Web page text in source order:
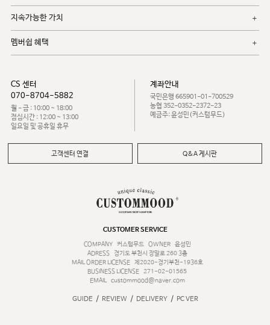
지속가능한 가치
멤버쉽 혜택
CS 센터
070-8704-5882
월 - 금 : 10:00 ~ 18:00
점심시간 : 12:00 ~ 13:00
일요일 및 공휴일 휴무
계좌안내
국민은행 665901-01-700529
농협 352-0352-2372-23
예금주: 윤성민(커스텀무드)
고객센터 연결 Q&A 게시판
CUSTOMER SERVICE
COMPANY
커스텀무드 OWNER
윤성민
ADRESS
경기도 부천시 장말로 260 3층
MAIL ORDER LICENSE
제2020-경기부천-1936호
BUSINESS LICENSE 271-02-01565
EMAIL
custommood@naver.com
GUIDE / REVIEW / DELIVERY / PC VER